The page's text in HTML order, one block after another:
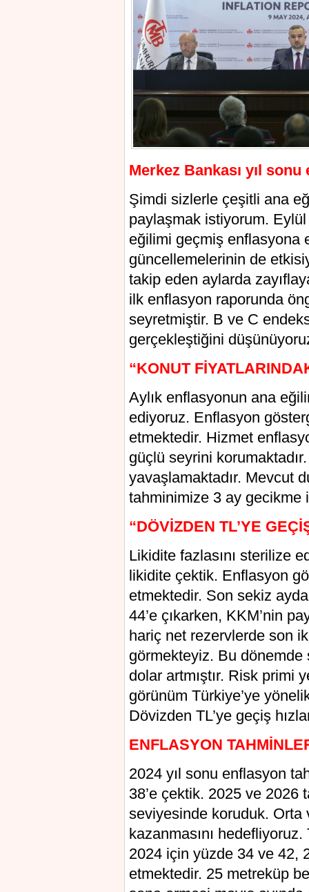
Merkez Bankası yıl
Şimdi sizlerle çeşitli ana
paylaşmak istiyorum.
eğilimi geçmiş enflasyona
güncellemelerinin de
takip eden aylarda
ilk enflasyon raporunda
seyretmiştir. B ve C
gerçekleştiğini
“KONUT
Aylık enflasyonun ana
ediyoruz. Enflasyon
etmektedir. Hizmet
güçlü seyrini
yavaşlamaktadır. Mevcut
tahminimize 3 ay gecikme
“DÖVİZDEN TL’YE
Likidite fazlasını sterilize
likidite çektik. Enflasyon
etmektedir. Son sekiz
44’e çıkarken, KKM’nin
hariç net rezervlerde son
görmekteyiz. Bu
dolar artmıştır. Risk primi
görünüm Türkiye’ye
Dövizden TL’ye geçiş
ENFLASYON
2024 yıl sonu enflasyon
38’e çektik. 2025 ve 2026
seviyesinde koruduk. Orta
kazanmasını hedefliyoruz.
2024 için yüzde 34 ve 42,
etmektedir. 25 metreküp